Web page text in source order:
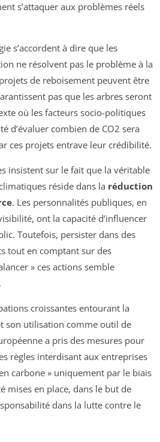
s’attaquer aux problèmes réels
s’accordent à dire que les
ne résolvent pas le problème à la
de reboisement peuvent être
pas que les arbres seront
où les facteurs socio-politiques
d’évaluer combien de CO2 sera
ces projets entrave leur crédibilité.
insistent sur le fait que la véritable
réside dans la réduction
. Les personnalités publiques, en
ont la capacité d’influencer
Toutefois, persister dans des
tout en comptant sur des
» ces actions semble
croissantes entourant la
son utilisation comme outil de
a pris des mesures pour
règles interdisant aux entreprises
carbone » uniquement par le biais
mises en place, dans le but de
dans la lutte contre le